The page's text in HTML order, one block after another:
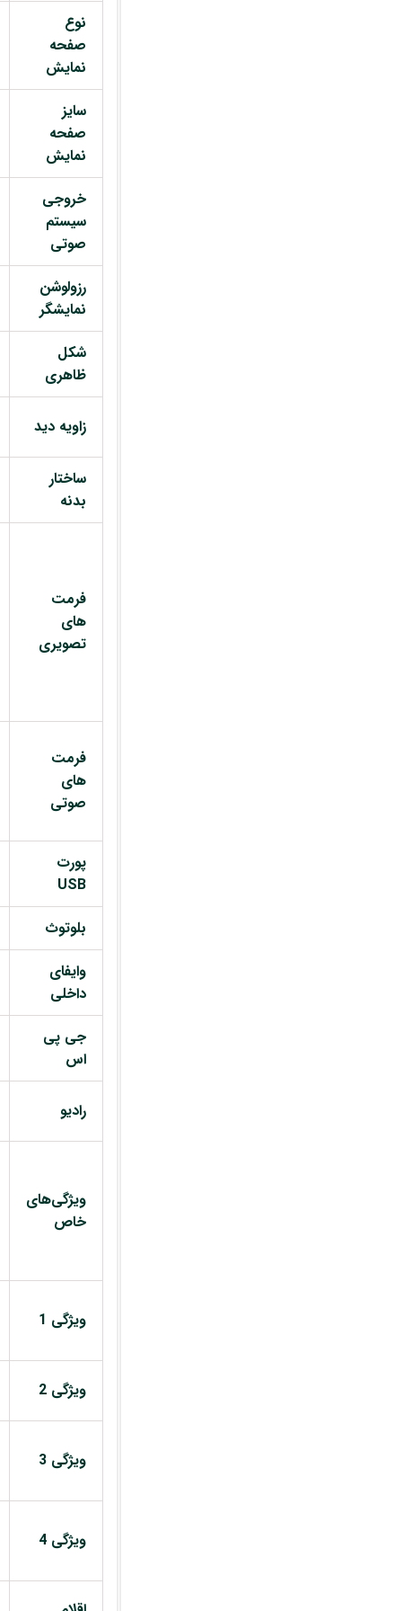
نوع
صفحه
نمایش
سایز
صفحه
نمایش
خروجی
سیستم
صوتی
رزولوشن
نمایشگر
شکل
ظاهری
زاویه دید
ساختار
بدنه
فرمت
های
تصویری
فرمت
های
صوتی
پورت
USB
بلوتوث
وایفای
داخلی
جی پی
اس
رادیو
ویژگی‌های
خاص
ویژگی 1
ویژگی 2
ویژگی 3
ویژگی 4